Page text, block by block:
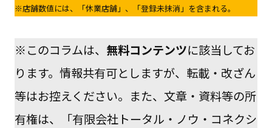
※店舗数値には、「休業店舗」、「登録未抹消」を含まれる。
※このコラムは、 無料コンテンツに該当してお
ります。情報共有可としますが、転載・改ざん
等はお控えください。また、文章・資料等の所
有権は、「有限会社トータル・ノウ・コネクシ